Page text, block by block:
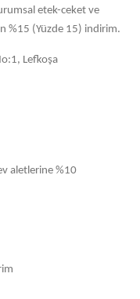
etek-ceket ve
%15 (Yüzde 15) indirim.
Lefkoşa
aletlerine %10